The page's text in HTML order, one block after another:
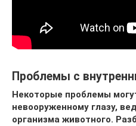
Проблемы с
Некоторые проблемы
невооруженному глазу,
организма животного.